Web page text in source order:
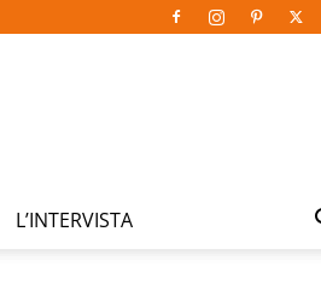
L’INTERVISTA